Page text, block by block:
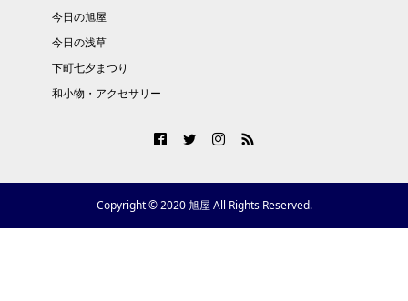
今日の旭屋
今日の浅草
下町七夕まつり
和小物・アクセサリー
Copyright © 2020 旭屋 All Rights Reserved.